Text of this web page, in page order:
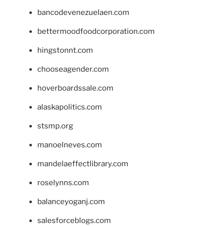
bancodevenezuelaen.com
bettermoodfoodcorporation.com
hingstonnt.com
chooseagender.com
hoverboardssale.com
alaskapolitics.com
stsmp.org
manoelneves.com
mandelaeffectlibrary.com
roselynns.com
balanceyoganj.com
salesforceblogs.com